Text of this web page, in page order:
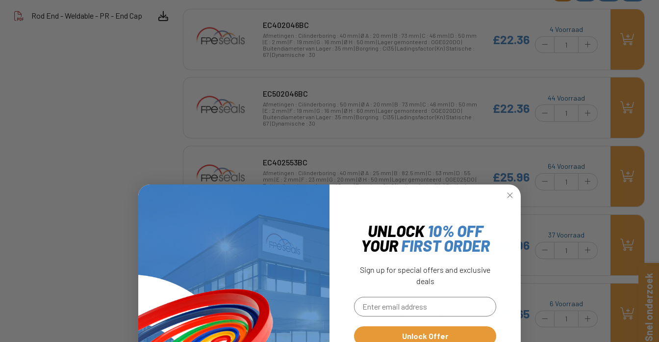
Rod End - Weldable - PR - End Cap
EC402046BC
Afmetingen : Cilinderboring : 40 mm | Ø A : 20 mm | B : 73 mm | C : 46 mm | D : 50 mm
| E : 2 mm | F : 19 mm | G : 16 mm | Ø H : 50 mm | Lager gemonteerd : OGE020DO |
Buitendiameter van Lager : 35 mm | Borgring : CI35 | Ladingsfactor (Kn) Statische :
67 | Dynamische : 30
4 Voorraad
£22.36
EC502046BC
Afmetingen : Cilinderboring : 50 mm | Ø A : 20 mm | B : 73 mm | C : 46 mm | D : 50 mm
| E : 2 mm | F : 19 mm | G : 16 mm | Ø H : 60 mm | Lager gemonteerd : OGE020DO |
Buitendiameter van Lager : 35 mm | Borgring : CI35 | Ladingsfactor (Kn) Statische :
67 | Dynamische : 30
44 Voorraad
£22.36
EC402553BC
Afmetingen : Cilinderboring : 40 mm | Ø A : 25 mm | B : 82.5 mm | C : 53 mm | D : 55
mm | E : 2 mm | F : 23 mm | G : 20 mm | Ø H : 50 mm | Lager gemonteerd : OGE025DO |
Buitendiameter van Lager : 42 mm | Borgring : CI42 | Ladingsfactor (Kn) Statische :
64 Voorraad
£25.96
EC502553BC
Afmetingen : Cilinderboring : 50 mm | Ø A : 25 mm | B : 82.5 mm | C : 53 mm | D : 55
mm | E : 2 mm | F : 23 mm | G : 20 mm | Ø H : 60 mm | Lager gemonteerd : OGE025DO |
Buitendiameter van Lager : 42 mm | Borgring : CI42 | Ladingsfactor (Kn) Statische :
69.5 | Dynamische : 48
37 Voorraad
£25.96
EC503059BC
Afmetingen : Cilinderboring : 50 mm | Ø A : 30 mm | B : 93.5 mm | C : 59 mm | D : 65
mm | E : 2 mm | F : 28 mm | G : 22 mm | Ø H : 60 mm | Lager gemonteerd : OGE030DO |
Buitendiameter van Lager : 47 mm | Borgring : CI47 | Ladingsfactor (Kn) Statische :
118 | Dynamische : 62
6 Voorraad
£31.65 Snel onderzoek
UNLOCK10% OFF
YOURFIRST ORDER
Sign up for special offers and exclusive
deals
Unlock Offer